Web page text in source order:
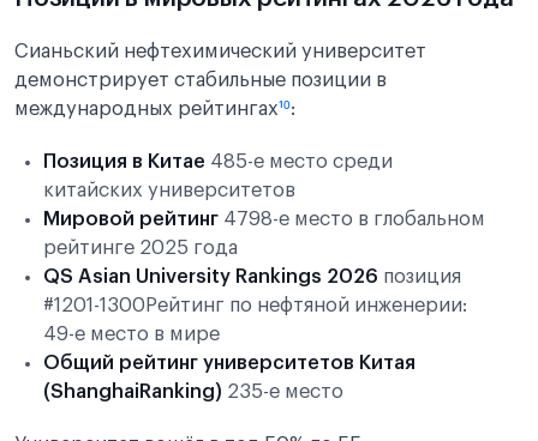
Сианьский нефтехимический университет
демонстрирует стабильные позиции в
международных рейтингах¹⁰:
Позиция в Китае 485-е место среди
китайских университетов
Мировой рейтинг 4798-е место в глобальном
рейтинге 2025 года
QS Asian University Rankings 2026 позиция
#1201-1300Рейтинг по нефтяной инженерии:
49-е место в мире
Общий рейтинг университетов Китая
(ShanghaiRanking) 235-е место